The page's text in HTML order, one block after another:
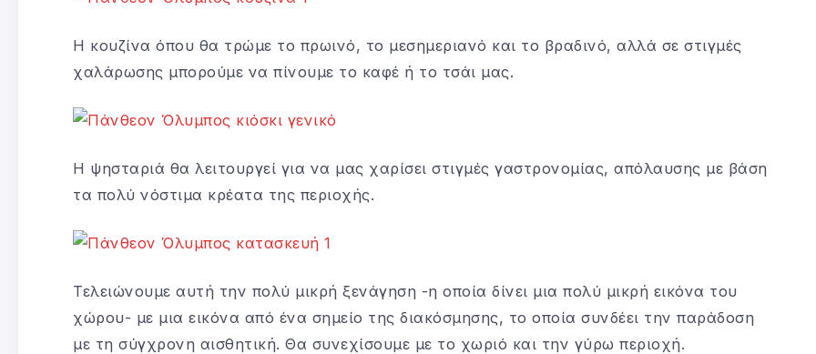
Η κουζίνα όπου θα τρώμε το πρωινό, το μεσημεριανό και το βραδινό, αλλά σε στιγμές
χαλάρωσης μπορούμε να πίνουμε το καφέ ή το τσάι μας.
Η ψησταριά θα λειτουργεί για να μας χαρίσει στιγμές γαστρονομίας, απόλαυσης με βάση
τα πολύ νόστιμα κρέατα της περιοχής.
Τελειώνουμε αυτή την πολύ μικρή ξενάγηση -η οποία δίνει μια πολύ μικρή εικόνα του
χώρου- με μια εικόνα από ένα σημείο της διακόσμησης, το οποία συνδέει την παράδοση
με τη σύγχρονη αισθητική. Θα συνεχίσουμε με το χωριό και την γύρω περιοχή.